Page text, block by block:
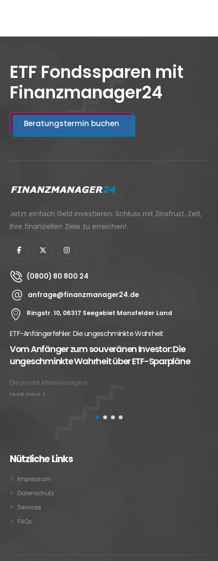
ETF Fondssparen mit
Finanzmanager24
Beratungstermin buchen
Jetzt einfach Geld investieren. Schluss mit Zinsfrust. Zeit,
Ihre finanziellen Ziele zu erreichen!
(0800) 80 800 24
anfrage@finanzmanager24.de
Ringstr. 10, 06317 Seegebiet Mansfelder Land
Wahrheit
Investor: Die
über ETF-Sparpläne
Altersvorsorgedepot 2027:
Der große
Altersvorsorgedepot
Nützliche Links
Impressum
Datenschutz
Services
FAQs